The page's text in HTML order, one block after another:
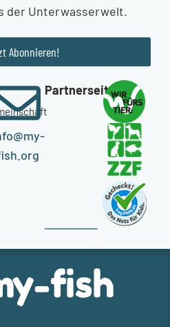
der Unterwasserwelt.
Abonnieren!
Partnerseiten